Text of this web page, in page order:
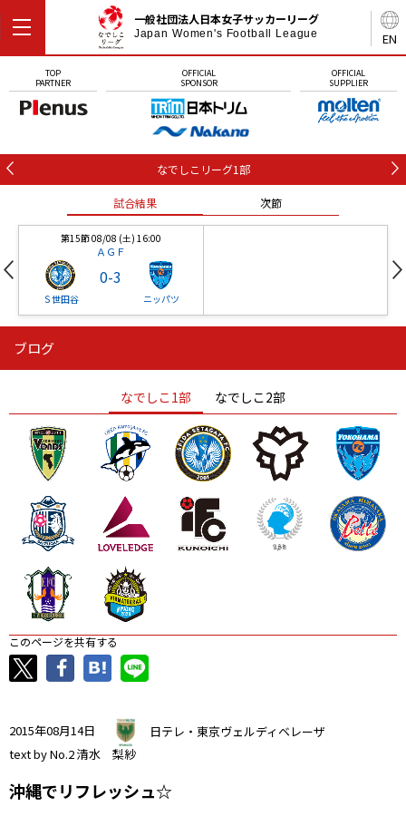
EN
一般社団法人日本女子サッカーリーグ
Japan Women's Football League
TOP
PARTNER
OFFICIAL
SPONSOR
OFFICIAL
SUPPLIER
なでしこリーグ1部
試合結果 次節
第15節 08/08 (土) 16:00
ＡＧＦ
Ｓ世田谷
0-3
ニッパツ
ニッパツ
ニッパツ 名古屋
石人の星
静岡 愛媛Ｌ
ブログ
なでしこ1部 なでしこ2部
このページを共有する
2015年08月14日
日テレ・東京ヴェルディベレーザ
text by No.2 清水 梨紗
沖縄でリフレッシュ☆